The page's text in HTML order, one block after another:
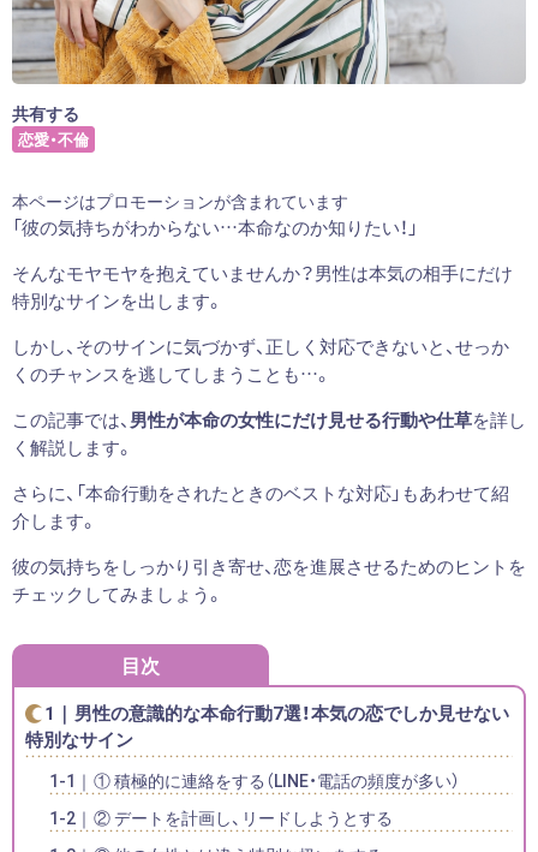
共有する
恋愛・不倫
本ページはプロモーションが含まれています
「彼の気持ちがわからない…本命なのか知りたい！」
そんなモヤモヤを抱えていませんか？男性は本気の相手にだけ
特別なサインを出します。
しかし、そのサインに気づかず、正しく対応できないと、せっか
くのチャンスを逃してしまうことも…。
この記事では、男性が本命の女性にだけ見せる行動や仕草を詳し
く解説します。
さらに、「本命行動をされたときのベストな対応」もあわせて紹
介します。
彼の気持ちをしっかり引き寄せ、恋を進展させるためのヒントを
チェックしてみましょう。
目次
男性の意識的な本命行動7選！本気の恋でしか見せない
特別なサイン
① 積極的に連絡をする（LINE・電話の頻度が多い）
② デートを計画し、リードしようとする